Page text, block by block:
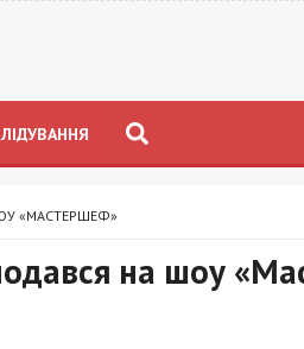
«МАСТЕРШЕФ»
на шоу